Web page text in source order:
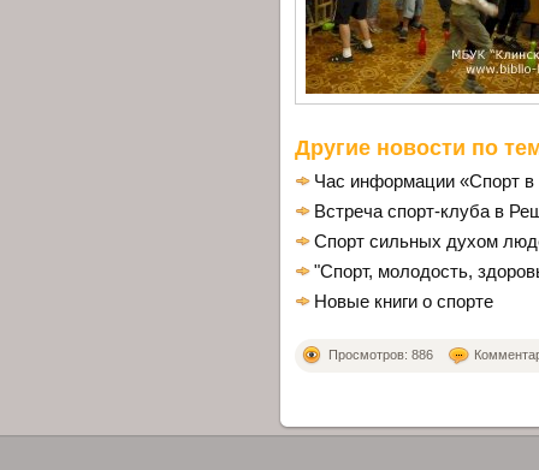
Другие новости по
Час информации «Спорт в
Встреча спорт-клуба в
Спорт сильных духом
"Спорт, молодость,
Новые книги о спорте
Просмотров: 886